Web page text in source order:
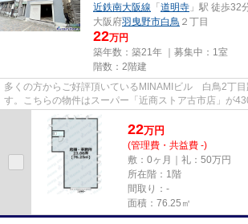
近鉄南大阪線 「 道明寺 」駅 徒歩32
大阪府羽曳野市白鳥 ２丁目
22万円
築年数：築21年 ｜募集中： 1室
階数：2階建
多くの方からご好評頂いているMINAMIビル 白鳥2丁
す。こちらの物件はスーパー「近商ストア古市店」が
辺には、徒歩5分で利用できる駅...
22万円
(管理費・共益費 -)
敷：0ヶ月｜礼：50万円
所在階：1階
間取り：-
面積：76.25㎡